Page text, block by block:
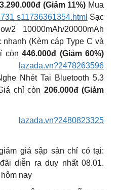
3.290.000đ (Giảm 11%) Mua
s11736361354.html Sạc
10000mAh/20000mAh
(Kèm cáp Type C và
còn 446.000đ (Giảm 60%)
lazada.vn?2478263596
Nhét Tai Bluetooth 5.3
chỉ còn 206.000đ (Giảm
lazada.vn?2480823325
giá sập sàn chỉ có tại:
diễn ra duy nhất 08.01.
nay